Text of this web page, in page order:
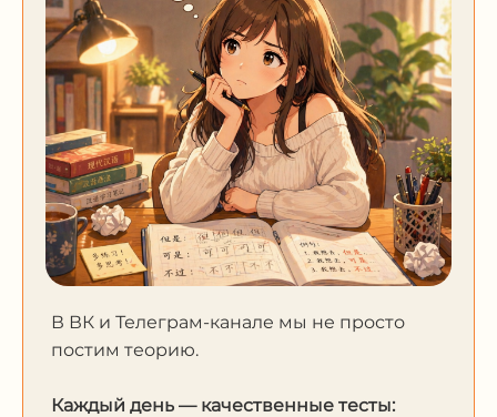
В ВК и Телеграм-канале мы не просто
постим теорию.
Каждый день — качественные тесты: